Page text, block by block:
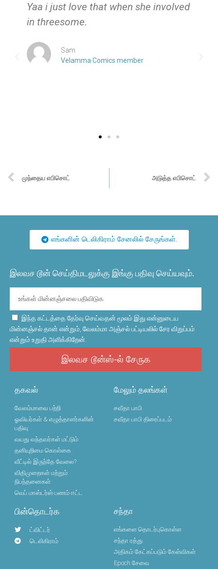
Yaa i just love that when she involved
in threesome.
Sam
Velamma Comics member
முந்தைய எபிசொட் அடுத்த எபிசொட்
எங்களின் டெலிகிராம் சேனலில் சேருங்கள்.
இலவச டூன் செய்திமடலுக்கு இங்கு பதிவு செய்யவும்.
இந்த கட்டத்தை தேர்வு செய்வதன் மூலம் இது என்னுடைய
மின்னஞ்சல் தான் என்றும், வேலம்மா அஞ்சல் பட்டியலில் சேர விறுப்பம்
என்றும் உறுதி அளிக்கிறேன்.
இலவச டூன்ஸ்-ல் சேருக
தகவல்
வேலம்மாவை பற்றி
ஓவியர்கள் & எழுத்தாளர்களின்
பதிவு
வயது வந்தவர்கள் மட்டும்
தனியுறிமை கொள்கை
வீட்டில் இருந்தே வேலை?
விதிமுறைகள் மற்றும்
நிபந்தனைகள்
வெப் மாஸ்டர்ஸ் பணம் ஈட்ட
மேலும் தலங்கள்
சவீதா பாபி
சவீதா பாபி திரைப்படம்
பின்தொடர்க
ட்விட்டர்
டெலிகிராம்
சந்தா
எங்களை தொடர்புகொள்ள
சந்தா ரத்து
அதிகம் கேட்கப்படும் கேள்விகள்
Epoch சேவை